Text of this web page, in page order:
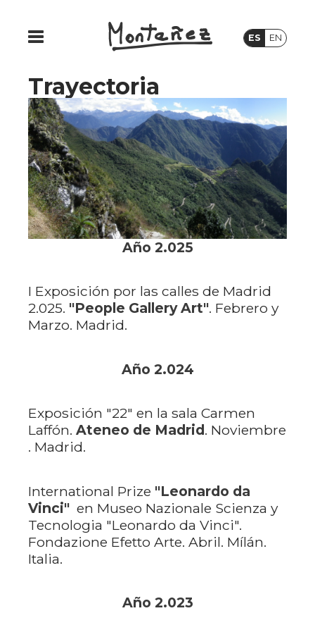
ES EN
Trayectoria
Año 2.025
I Exposición por las calles de Madrid
2.025. "People Gallery Art". Febrero y
Marzo. Madrid.
Año 2.024
Exposición "22" en la sala Carmen
Laffón. Ateneo de Madrid. Noviembre
. Madrid.
International Prize "Leonardo da
Vinci" en Museo Nazionale Scienza y
Tecnologia "Leonardo da Vinci".
Fondazione Efetto Arte. Abril. Mílán.
Italia.
Año 2.023